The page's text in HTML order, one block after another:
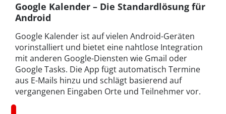
Google Kalender – Die Standardlösung für
Android
Google Kalender ist auf vielen Android-Geräten
vorinstalliert und bietet eine nahtlose Integration
mit anderen Google-Diensten wie Gmail oder
Google Tasks. Die App fügt automatisch Termine
aus E-Mails hinzu und schlägt basierend auf
vergangenen Eingaben Orte und Teilnehmer vor.